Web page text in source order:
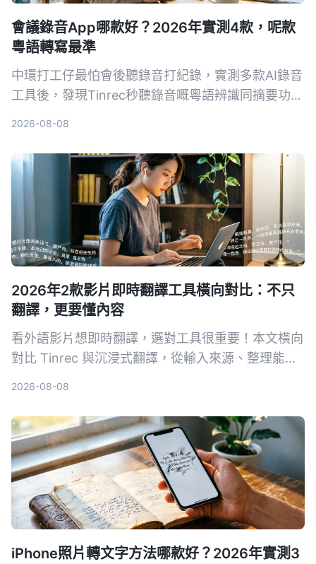
會議錄音App哪款好？2026年實測4款，呢款
粵語轉寫最準
中環打工仔最怕會後聽錄音打紀錄，實測多款AI錄音
工具後，發現Tinrec秒聽錄音嘅粵語辨識同摘要功能
2026-08-08
2026年2款影片即時翻譯工具橫向對比：不只
翻譯，更要懂內容
看外語影片想即時翻譯，選對工具很重要！本文橫向
對比 Tinrec 與沉浸式翻譯，從輸入來源、整理能力
2026-08-08
iPhone照片轉文字方法哪款好？2026年實測3